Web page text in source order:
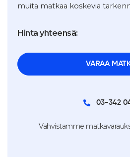
muita matkaa koskevia
Hinta yhteensä:
03-342
Vahvistamme